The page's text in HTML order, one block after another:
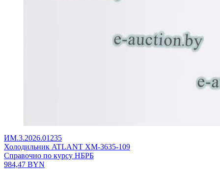
ИМ.3.2026.01235
Холодильник ATLANT ХМ-3635-109
Справочно по курсу НБРБ
984,47 BYN